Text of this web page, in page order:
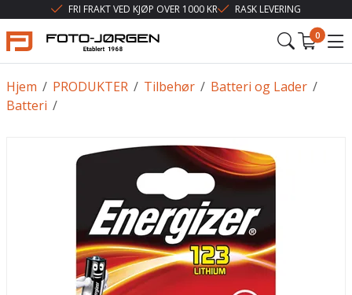
FRI FRAKT VED KJØP OVER 1000 KR RASK LEVERING
0
/
Hjem /
PRODUKTER /
Tilbehør /
Batteri og Lader
/
Batteri